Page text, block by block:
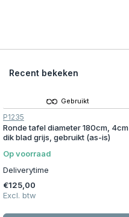
Recent bekeken
Gebruikt
P1235
Ronde tafel diameter 180cm, 4cm
dik blad grijs, gebruikt (as-is)
Op voorraad
Deliverytime
€125,00
Excl. btw